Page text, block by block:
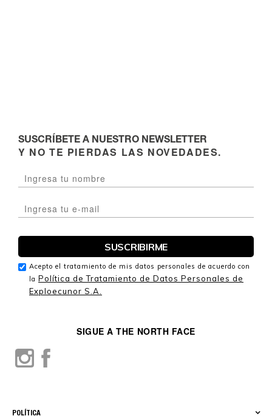
POLÍTICA
SIGUE A THE NORTH FACE
SUSCRÍBETE A NUESTRO NEWSLETTER
Y NO TE PIERDAS LAS NOVEDADES.
Acepto el tratamiento de mis datos personales de acuerdo con
la Política de Tratamiento de Datos Personales de
Exploecunor S.A.